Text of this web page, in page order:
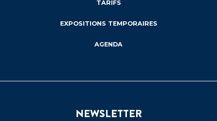
TARIFS
EXPOSITIONS TEMPORAIRES
AGENDA
NEWSLETTER